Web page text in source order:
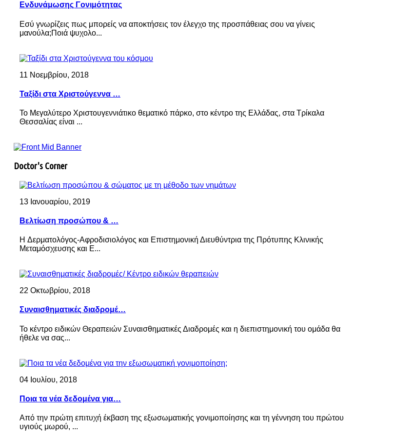
Ενδυνάμωσης Γονιμότητας
Εσύ γνωρίζεις πως μπορείς να αποκτήσεις τον έλεγχο της προσπάθειας σου να γίνεις
μανούλα;Ποιά ψυχολο...
11 Νοεμβρίου, 2018
Ταξίδι στα Χριστούγεννα …
Το Μεγαλύτερο Χριστουγεννιάτικο θεματικό πάρκο, στο κέντρο της Ελλάδας, στα Τρίκαλα
Θεσσαλίας είναι ...
Doctor's Corner
13 Ιανουαρίου, 2019
Βελτίωση προσώπου & …
H Δερματολόγος-Αφροδισιολόγος και Επιστημονική Διευθύντρια της Πρότυπης Κλινικής
Μεταμόσχευσης και Ε...
22 Οκτωβρίου, 2018
Συναισθηματικές διαδρομέ…
Το κέντρο ειδικών Θεραπειών Συναισθηματικές Διαδρομές και η διεπιστημονική του ομάδα θα
ήθελε να σας...
04 Ιουλίου, 2018
Ποια τα νέα δεδομένα για…
Από την πρώτη επιτυχή έκβαση της εξωσωματικής γονιμοποίησης και τη γέννηση του πρώτου
υγιούς μωρού, ...